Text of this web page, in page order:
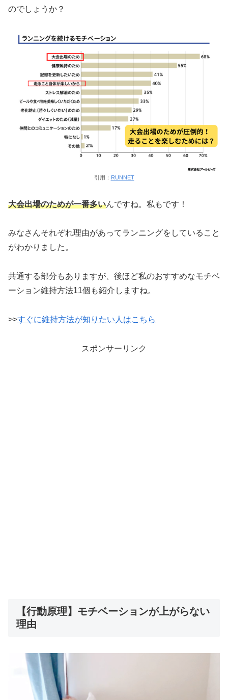
のでしょうか？
引用： RUNNET
大会出場のためが一番多いんですね。私もです！
みなさんそれぞれ理由があってランニングをしていること
がわかりました。
共通する部分もありますが、後ほど私のおすすめなモチベ
ーション維持方法11個も紹介しますね。
>>すぐに維持方法が知りたい人はこちら
スポンサーリンク
【行動原理】モチベーションが上がらない
理由